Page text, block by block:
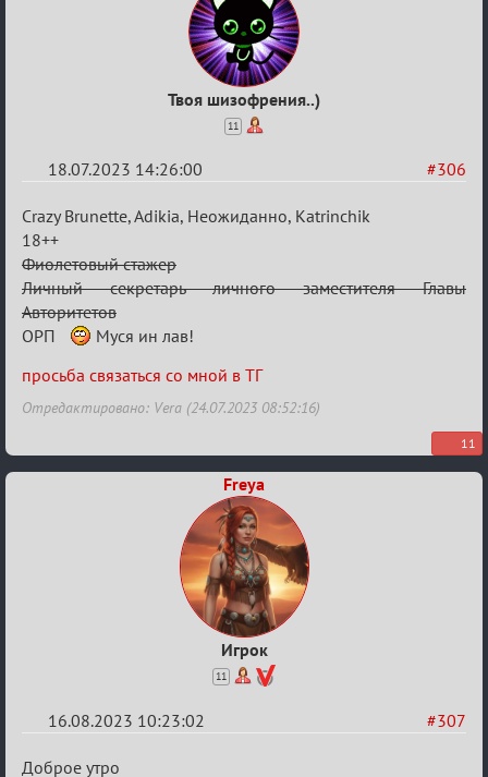
Твоя шизофрения..)
11
#306
18.07.2023 14:26:00
Re:
Заявки
в
Авторитеты²
Crazy Brunette, Adikia, Неожиданно, Katrinchik
18++
Фиолетовый стажер
Личный секретарь личного заместителя Главы
Авторитетов
ОРП
Муся ин лав!
просьба связаться со мной в ТГ
Отредактировано: Vera (24.07.2023 08:52:16)
11
Freya
Игрок
11
#307
16.08.2023 10:23:02
Re:
Доброе утро